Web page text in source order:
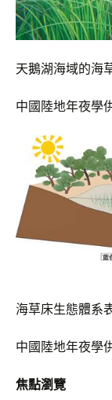
天鵝湖海域的海
中國陸地年夜學
海草床生態體系
中國陸地年夜學
焦點瀏覽